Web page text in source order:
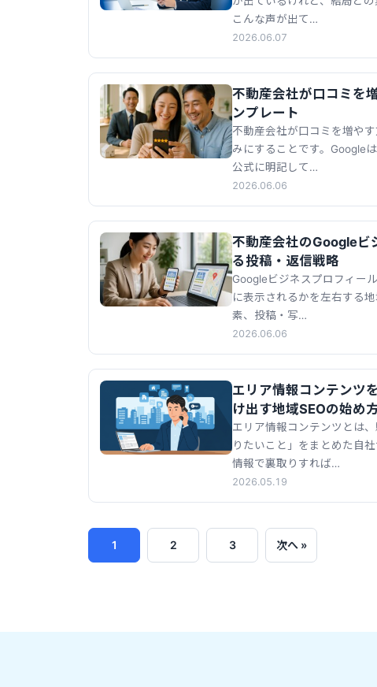
こんな声が出て…
2026.06.07
不動産会社が口コミを
ンプレート
不動産会社が口コミを増や
みにすることです。Google
公式に明記して…
2026.06.06
不動産会社のGoogleビ
る投稿・返信戦略
Googleビジネスプロフィー
に表示されるかを左右する
素、投稿・写…
2026.06.06
エリア情報コンテンツ
け出す地域SEOの始め
エリア情報コンテンツとは
りたいこと」をまとめた自
情報で裏取りすれば…
2026.05.19
1 2 3 次へ »